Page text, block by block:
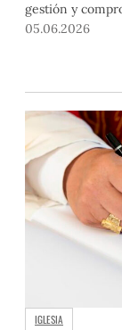
gestión y
documento
05.06.2026
IGLESIA